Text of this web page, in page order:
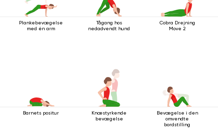
Plankebevægelse
med én arm
Tågang hos
nedadvendt hund
Cobra Drejning
Move 2
Barnets positur
Knæstyrkende
bevægelse
Bevægelse i den
omvendte
bordstilling